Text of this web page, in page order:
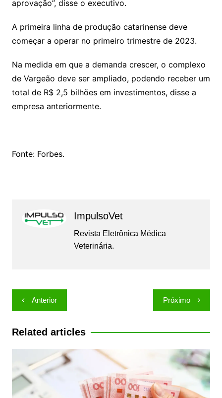
aprovação”, disse o executivo.
A primeira linha de produção catarinense deve
começar a operar no primeiro trimestre de 2023.
Na medida em que a demanda crescer, o complexo
de Vargeão deve ser ampliado, podendo receber um
total de R$ 2,5 bilhões em investimentos, disse a
empresa anteriormente.
Fonte: Forbes.
ImpulsoVet
Revista Eletrônica Médica
Veterinária.
Navegação
de
Post
Anterior Próximo
Related articles